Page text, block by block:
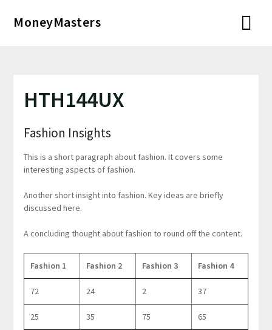
MoneyMasters
HTH144UX
Fashion Insights
This is a short paragraph about fashion. It covers some
interesting aspects of fashion.
Another short insight into fashion. Key ideas are briefly
discussed here.
A concluding thought about fashion to round off the content.
Fashion 1 Fashion 2 Fashion 3 Fashion 4
72 24 2 37
25 35 75 65